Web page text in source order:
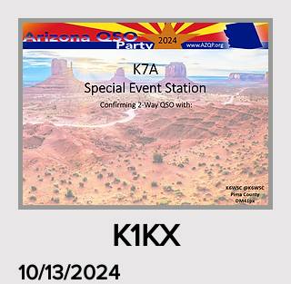
K1KX
10/13/2024